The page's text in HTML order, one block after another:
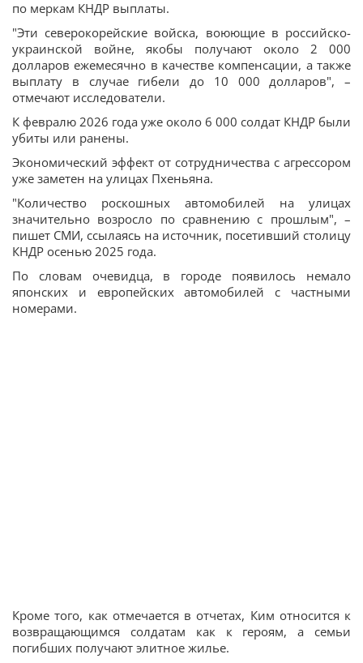
по меркам КНДР выплаты.
"Эти северокорейские войска, воюющие в российско-
украинской войне, якобы получают около 2 000
долларов ежемесячно в качестве компенсации, а также
выплату в случае гибели до 10 000 долларов", –
отмечают исследователи.
К февралю 2026 года уже около 6 000 солдат КНДР были
убиты или ранены.
Экономический эффект от сотрудничества с агрессором
уже заметен на улицах Пхеньяна.
"Количество роскошных автомобилей на улицах
значительно возросло по сравнению с прошлым", –
пишет СМИ, ссылаясь на источник, посетивший столицу
КНДР осенью 2025 года.
По словам очевидца, в городе появилось немало
японских и европейских автомобилей с частными
номерами.
Кроме того, как отмечается в отчетах, Ким относится к
возвращающимся солдатам как к героям, а семьи
погибших получают элитное жилье.